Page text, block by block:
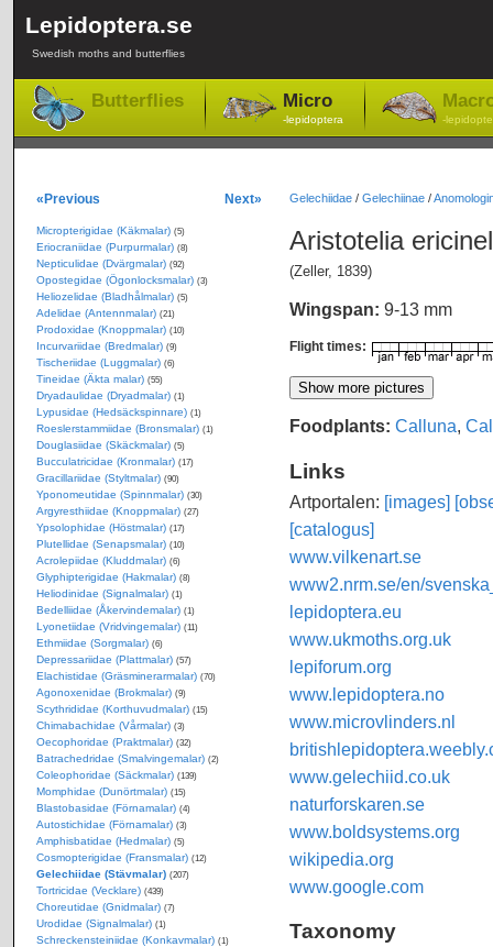
Lepidoptera.se
Swedish moths and butterflies
Butterflies Micro
-lepidoptera -
Gelechiidae/ Gelechiinae/
Aristotelia
(Zeller, 1839)
Wingspan: 9-13 mm
Flight times:
Foodplants: Calluna,
Links
Artportalen: [images]
[catalogus]
www.vilkenart.se
www2.nrm.se/en/
lepidoptera.eu
www.ukmoths.org.uk
lepiforum.org
www.lepidoptera.no
www.microvlinders.nl
www.gelechiid.co.uk
naturforskaren.se
www.boldsystems.org
wikipedia.org
www.google.com
Taxonomy
«Previous Next»
Micropterigidae (Käkmalar) (5)
Eriocraniidae (Purpurmalar) (8)
Nepticulidae (Dvärgmalar) (92)
Opostegidae (Ögonlocksmalar) (3)
Heliozelidae (Bladhålmalar) (5)
Adelidae (Antennmalar) (21)
Prodoxidae (Knoppmalar) (10)
Incurvariidae (Bredmalar) (9)
Tischeriidae (Luggmalar) (6)
Tineidae (Äkta malar) (55)
Dryadaulidae (Dryadmalar) (1)
Lypusidae (Hedsäckspinnare) (1)
Roeslerstammiidae (Bronsmalar) (1)
Douglasiidae (Skäckmalar) (5)
Bucculatricidae (Kronmalar) (17)
Gracillariidae (Styltmalar) (90)
Yponomeutidae (Spinnmalar) (30)
Argyresthiidae (Knoppmalar) (27)
Ypsolophidae (Höstmalar) (17)
Plutellidae (Senapsmalar) (10)
Acrolepiidae (Kluddmalar) (6)
Glyphipterigidae (Hakmalar) (8)
Heliodinidae (Signalmalar) (1)
Bedelliidae (Åkervindemalar) (1)
Lyonetiidae (Vridvingemalar) (11)
Ethmiidae (Sorgmalar) (6)
Depressariidae (Plattmalar) (57)
Elachistidae (Gräsminerarmalar) (70)
Agonoxenidae (Brokmalar) (9)
Scythrididae (Korthuvudmalar) (15)
Chimabachidae (Vårmalar) (3)
Oecophoridae (Praktmalar) (32)
Batrachedridae (Smalvingemalar) (2)
Coleophoridae (Säckmalar) (139)
Momphidae (Dunörtmalar) (15)
Blastobasidae (Förnamalar) (4)
Autostichidae (Förnamalar) (3)
Amphisbatidae (Hedmalar) (5)
Cosmopterigidae (Fransmalar) (12)
Gelechiidae (Stävmalar) (207)
Tortricidae (Vecklare) (439)
Choreutidae (Gnidmalar) (7)
Urodidae (Signalmalar) (1)
Schreckensteiniidae (Konkavmalar) (1)